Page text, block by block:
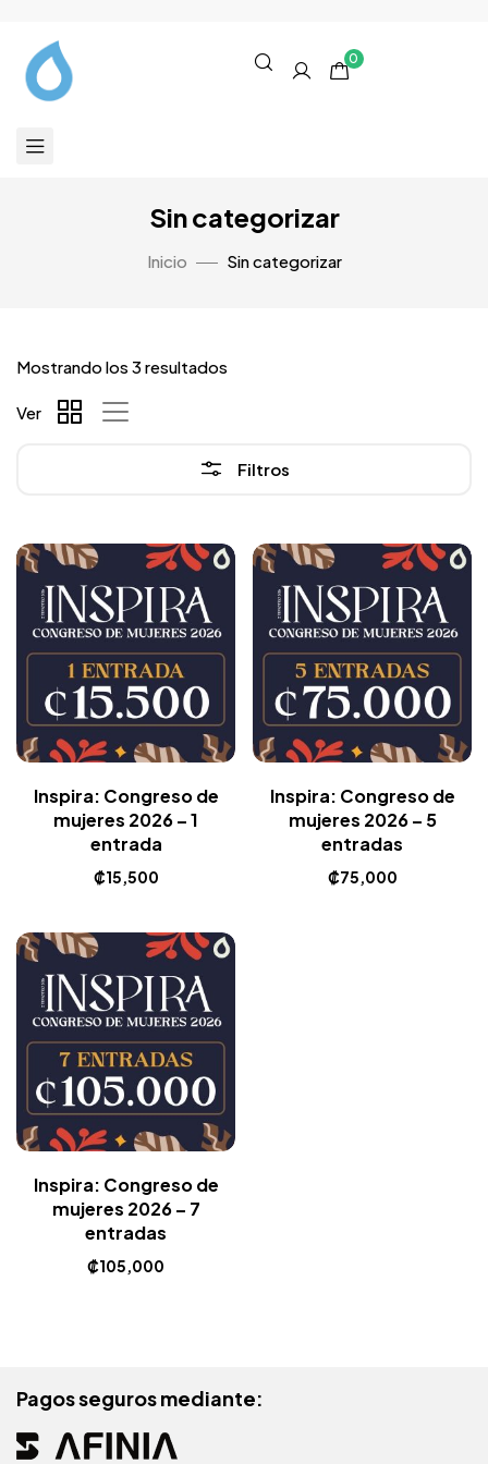
0
Sin categorizar
Inicio Sin categorizar
Filtros
Mostrando los 3 resultados
Ver
Inspira: Congreso de
mujeres 2026 – 1
entrada
₡15,500
Inspira: Congreso de
mujeres 2026 – 5
entradas
₡75,000
Inspira: Congreso de
mujeres 2026 – 7
entradas
₡105,000
Pagos seguros mediante: